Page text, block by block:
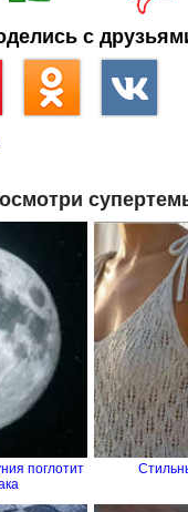
с
поглотит